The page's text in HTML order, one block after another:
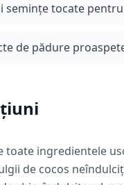
semințe tocate
de pădure
toate ingredientele
de cocos